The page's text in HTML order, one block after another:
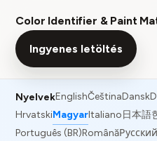
Color Identifier & Paint
Ingyenes letöltés
NyelvekEnglishČeštinaDansk
HrvatskiMagyarItaliano日本語
Português (BR)Română